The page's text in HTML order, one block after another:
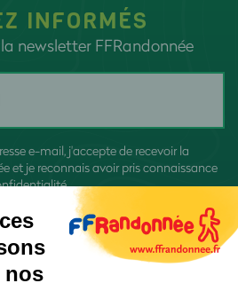
INFORMÉS
newsletter FFRandonnée
e-mail, j'accepte de recevoir la
et je reconnais avoir pris connaissance
nos